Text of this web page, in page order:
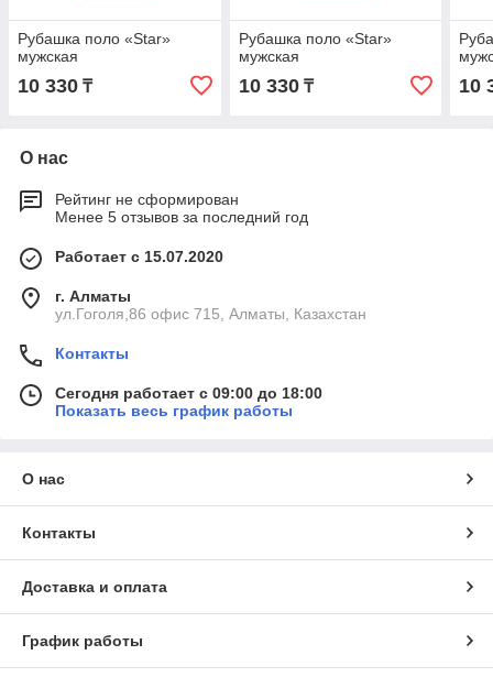
Рубашка поло «Star»
мужская
10 330 ₸
Рубашка поло «Star»
мужская
10 330₸ 10
О нас
Рейтинг не сформирован
Менее 5 отзывов за последний год
Работает с 15.07.2020
г. Алматы
ул.Гоголя,86 офис 715, Алматы, Казахстан
Контакты
Сегодня работает с 09:00 до 18:00
Показать весь график работы
О нас
Контакты
Доставка и оплата
График работы